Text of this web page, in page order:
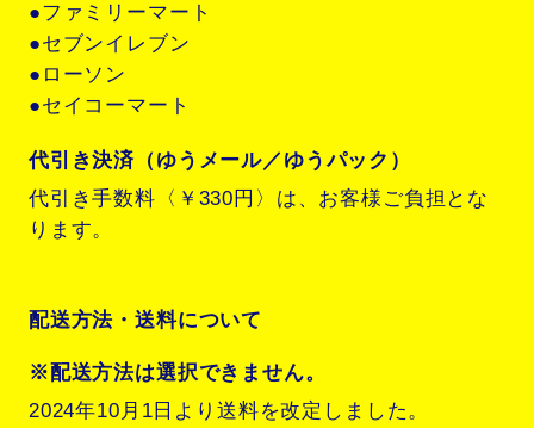
●ファミリーマート
●セブンイレブン
●ローソン
●セイコーマート
代引き決済（ゆうメール／ゆうパック）
代引き手数料〈￥330円〉は、お客様ご負担とな
ります。
配送方法・送料について
※配送方法は選択できません。
2024年10月1日より送料を改定しました。